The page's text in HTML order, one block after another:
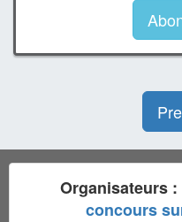
Organisateurs :
concours